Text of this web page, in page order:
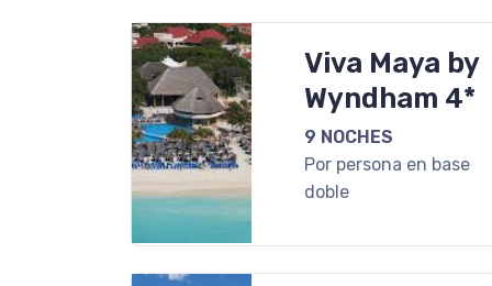
Viva Maya by
Wyndham 4*
9 NOCHES
Por persona en base
doble